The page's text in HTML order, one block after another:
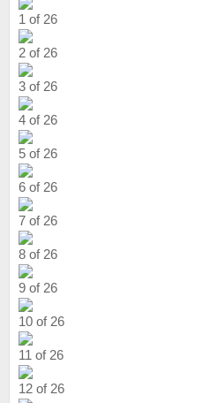
1 of 26
2 of 26
3 of 26
4 of 26
5 of 26
6 of 26
7 of 26
8 of 26
9 of 26
10 of 26
11 of 26
12 of 26